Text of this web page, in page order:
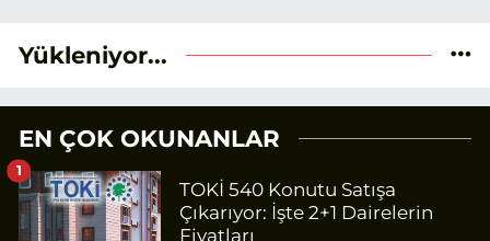
Yükleniyor...
EN ÇOK OKUNANLAR
TOKİ 540 Konutu Satışa
Çıkarıyor: İşte 2+1 Dairelerin
Fiyatları
1